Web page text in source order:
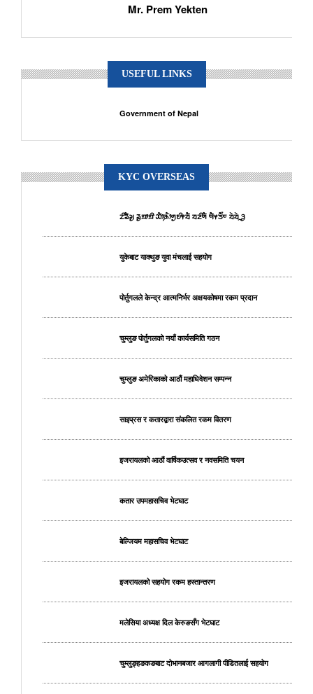
Mr. Prem Yekten
USEFUL LINKS
Government of Nepal
KYC OVERSEAS
ᤁᤡᤕᤠᤆᤢ ᤕᤢᤀᤣᤀᤡ ᤑᤥ᤹ᤌᤥᤛᤢᤎᤡᤶᤔᤠ ᤔᤏᤡᤛᤠ ᤗᤠᤶᤍᤠ᤺ᤰ ᤔᤧᤔᤧᤳᤋᤢ
युकेबाट याक्थुङ युवा मंचलाई सहयोग
पोर्तुगलले केन्द्र आत्मनिर्भर अक्षयकोषमा रकम प्रदान
चुम्लुङ पोर्तुगलको नयाँ कार्यसमिति गठन
चुम्लुङ अमेरिकाको आठौं महाधिवेशन सम्पन्न
साइप्रस र कतारद्वारा संकलित रकम वितरण
इजरायलको आठौं वार्षिकउत्सव र नवसमिति चयन
कतार उपमहासचिव भेटघाट
बेल्जियम महासचिव भेटघाट
इजरायलको सहयोग रकम हस्तान्तरण
मलेसिया अध्यक्ष दिल केरुङसँग भेटघाट
चुम्लुङ्हङकङबाट दोभानबजार आगलागी पीडितलाई सहयोग